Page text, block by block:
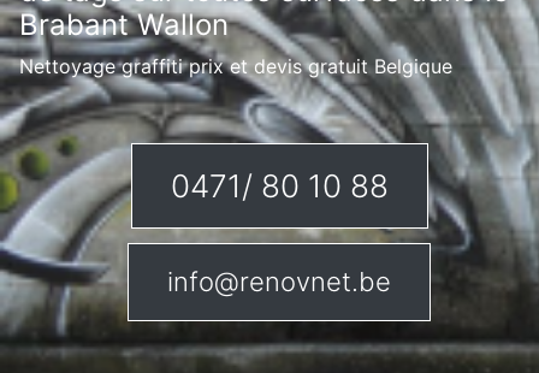
Brabant Wallon
Nettoyage graffiti prix et devis gratuit Belgique
0471/ 80 10 88
info@renovnet.be